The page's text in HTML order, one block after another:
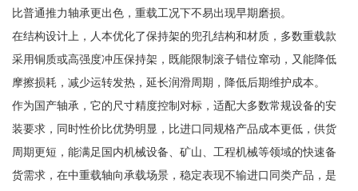
比普通推力轴承更出色，重载工况下不易出现早期磨损。
在结构设计上，人本优化了保持架的兜孔结构和材质，多数重载款
采用铜质或高强度冲压保持架，既能限制滚子错位窜动，又能降低
摩擦损耗，减少运转发热，延长润滑周期，降低后期维护成本。
作为国产轴承，它的尺寸精度控制对标，适配大多数常规设备的安
装要求，同时性价比优势明显，比进口同规格产品成本更低，供货
周期更短，能满足国内机械设备、矿山、工程机械等领域的快速备
货需求，在中重载轴向承载场景，稳定表现不输进口同类产品，是